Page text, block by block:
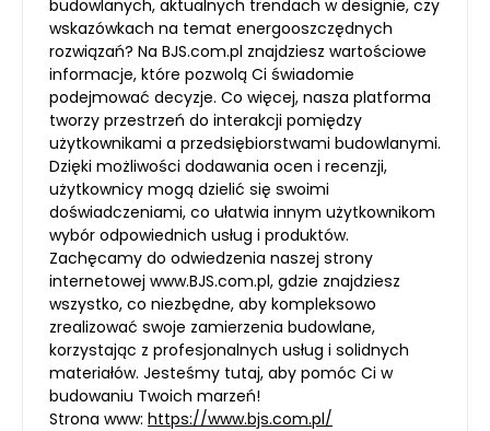
budowlanych, aktualnych trendach w designie, czy
wskazówkach na temat energooszczędnych
rozwiązań? Na BJS.com.pl znajdziesz wartościowe
informacje, które pozwolą Ci świadomie
podejmować decyzje. Co więcej, nasza platforma
tworzy przestrzeń do interakcji pomiędzy
użytkownikami a przedsiębiorstwami budowlanymi.
Dzięki możliwości dodawania ocen i recenzji,
użytkownicy mogą dzielić się swoimi
doświadczeniami, co ułatwia innym użytkownikom
wybór odpowiednich usług i produktów.
Zachęcamy do odwiedzenia naszej strony
internetowej www.BJS.com.pl, gdzie znajdziesz
wszystko, co niezbędne, aby kompleksowo
zrealizować swoje zamierzenia budowlane,
korzystając z profesjonalnych usług i solidnych
materiałów. Jesteśmy tutaj, aby pomóc Ci w
budowaniu Twoich marzeń!
Strona www: https://www.bjs.com.pl/